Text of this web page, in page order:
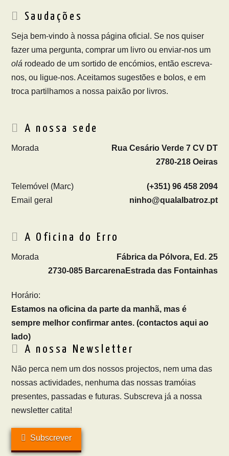
Saudações
Seja bem-vindo à nossa página oficial. Se nos quiser
fazer uma pergunta, comprar um livro ou enviar-nos um
olá rodeado de um sortido de encómios, então escreva-
nos, ou ligue-nos. Aceitamos sugestões e bolos, e em
troca partilhamos a nossa paixão por livros.
A nossa sede
Morada
Rua Cesário Verde 7 CV DT
2780-218 Oeiras
Telemóvel (Marc)
(+351) 96 458 2094
Email geral
ninho@qualalbatroz.pt
A Oficina do Erro
Morada
Fábrica da Pólvora, Ed. 25
Estrada das Fontainhas
2730-085 Barcarena
Horário:
Estamos na oficina da parte da manhã, mas é
sempre melhor confirmar antes. (contactos aqui ao
lado)
A nossa Newsletter
Não perca nem um dos nossos projectos, nem uma das
nossas actividades, nenhuma das nossas tramóias
presentes, passadas e futuras. Subscreva já a nossa
newsletter catita!
Subscrever